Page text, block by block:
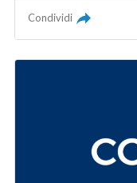
Condividi